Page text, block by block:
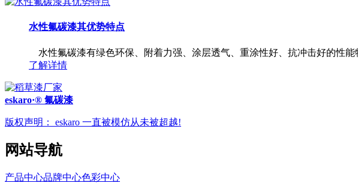
水性氟碳漆其优势特点
水性氟碳漆有绿色环保、附着力强、涂层透气、重涂性好、抗冲击好的性能
了解详情
eskaro·® 氟碳漆
版权声明： eskaro 一直被模仿从未被超越!
网站导航
产品中心品牌中心色彩中心